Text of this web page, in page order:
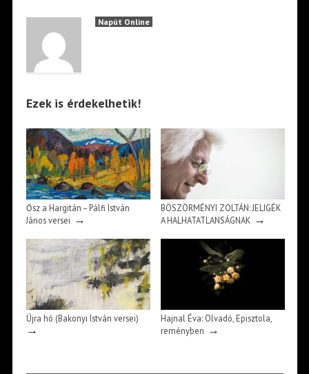
Napút Online
Ezek is érdekelhetik!
Ősz a Hargitán – Pálfi István
János versei →
BÖSZÖRMÉNYI ZOLTÁN: JELIGÉK
A HALHATATLANSÁGNAK→
Újra hó (Bakonyi István versei)
→
Hajnal Éva: Olvadó, Episztola,
reményben →